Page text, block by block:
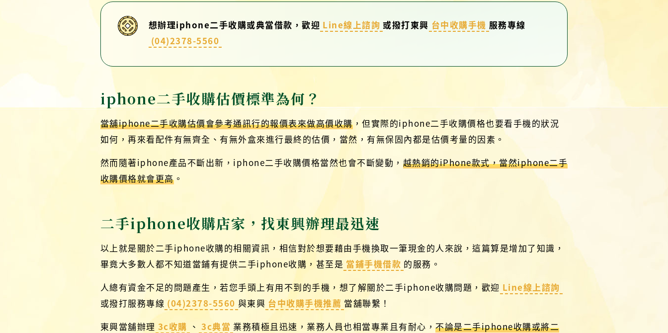
想辦理iphone二手收購或典當借款，歡迎 Line線上諮詢 或撥打東興 台中收購手機 服務專線
(04)2378-5560
iphone二手收購估價標準為何？
當舖iphone二手收購估價會參考通訊行的報價表來做高價收購，但實際的iphone二手收購價格也要看手機的狀況
如何，再來看配件有無齊全、有無外盒來進行最終的估價，當然，有無保固內都是估價考量的因素。
然而隨著iphone產品不斷出新，iphone二手收購價格當然也會不斷變動， 越熱銷的iPhone款式，當然iphone二手
收購價格就會更高。
二手iphone收購店家，找東興辦理最迅速
以上就是關於二手iphone收購的相關資訊，相信對於想要藉由手機換取一筆現金的人來說，這篇算是增加了知識，
畢竟大多數人都不知道當鋪有提供二手iphone收購，甚至是 當鋪手機借款 的服務。
人總有資金不足的問題產生，若您手頭上有用不到的手機，想了解關於二手iphone收購問題，歡迎 Line線上諮詢
或撥打服務專線 (04)2378-5560 與東興 台中收購手機推薦 當舖聯繫！
東興當舖辦理 3c收購 、 3c典當 業務積極且迅速，業務人員也相當專業且有耐心，不論是二手iphone收購或將二